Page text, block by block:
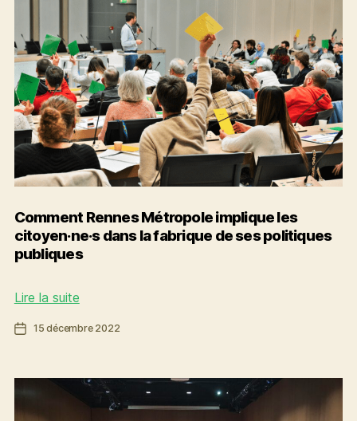
Comment Rennes Métropole implique les
citoyen·ne·s dans la fabrique de ses politiques
publiques
Lire la suiteComment
Métropole
citoyen·ne·s
dans
Date15 décembre 2022